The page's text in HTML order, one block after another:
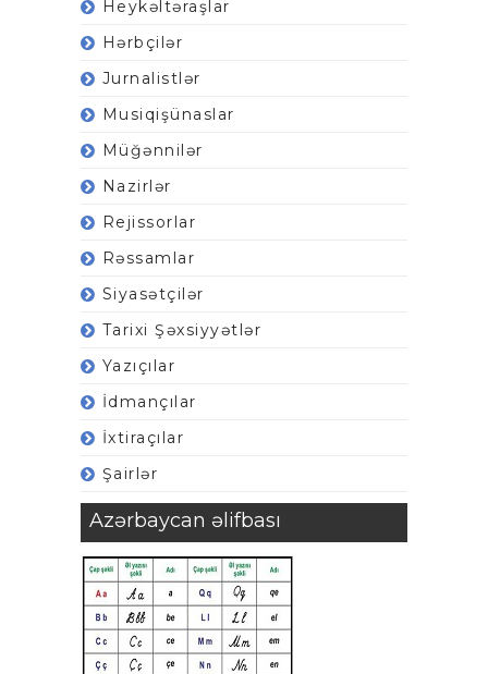
Heykəltəraşlar
Hərbçilər
Jurnalistlər
Musiqişünaslar
Müğənnilər
Nazirlər
Rejissorlar
Rəssamlar
Siyasətçilər
Tarixi Şəxsiyyətlər
Yazıçılar
İdmançılar
İxtiraçılar
Şairlər
Azərbaycan əlifbası